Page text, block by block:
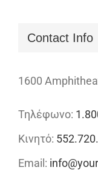
Contact Info
1600
Τηλέφωνο:
Κινητό:
Email: